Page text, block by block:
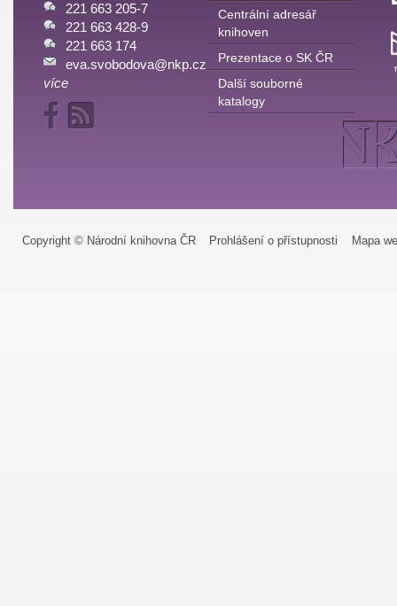
221 663 205-7
221 663 428-9
221 663 174
eva.svobodova@nkp.cz
více
Centrální adresář
knihoven
Prezentace o SK ČR
Další souborné
katalogy
Copyright © Národní knihovna ČR Prohlášení o přístupnosti Mapa